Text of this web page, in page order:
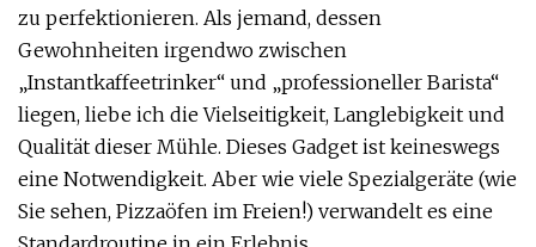
zu perfektionieren. Als jemand, dessen
Gewohnheiten irgendwo zwischen
„Instantkaffeetrinker“ und „professioneller Barista“
liegen, liebe ich die Vielseitigkeit, Langlebigkeit und
Qualität dieser Mühle. Dieses Gadget ist keineswegs
eine Notwendigkeit. Aber wie viele Spezialgeräte (wie
Sie sehen, Pizzaöfen im Freien!) verwandelt es eine